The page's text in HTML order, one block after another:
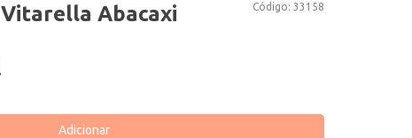
Código: 33158
Abacaxi
Adicionar